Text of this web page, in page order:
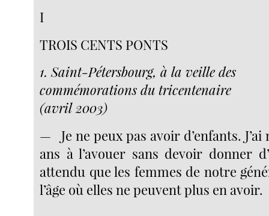
I
TROIS CENTS PONTS
1. Saint-Pétersbourg, à la veille des
commémorations du tricentenaire
(avril 2003)
— Je ne peux pas avoir d’enfants.
ans à l’avouer sans devoir donner
attendu que les femmes de notre
l’âge où elles ne peuvent plus en avoir.